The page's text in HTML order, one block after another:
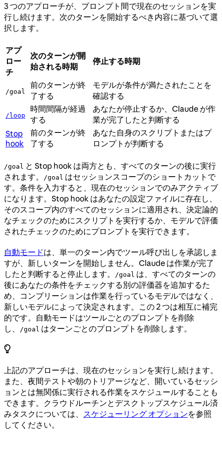
3 つのアプローチが、プロンプト間で現在のセッションを実
行し続けます。次のターンを開始するべき内容に基づいて選
択します。
アプ
ロー
チ
次のターンが開
始される時期
停止する時期
/goal
前のターンが終
了する
モデルが条件が満たされたことを
確認する
/loop
時間間隔が経過
する
あなたが停止するか、Claude が作
業が完了したと判断する
Stop
hook
前のターンが終
了する
あなた自身のスクリプトまたはプ
ロンプトが判断する
/goal と Stop hook は両方とも、すべてのターンの後に実行
されます。
/goal はセッションスコープのショートカットで
す。条件を入力すると、現在のセッションでのみアクティブ
になります。Stop hook はあなたの設定ファイルに存在し、
そのスコープ内のすべてのセッションに適用され、決定論的
なチェックのためにスクリプトを実行するか、モデルで評価
されたチェックのためにプロンプトを実行できます。
自動モードは、単一のターン内でツール呼び出しを承認しま
すが、新しいターンを開始しません。Claude は作業が完了
したと判断すると停止します。
/goal は、すべてのターンの
後にあなたの条件をチェックする別の評価器を追加するた
め、コンプリーションは作業を行っているモデルではなく、
新しいモデルによって決定されます。この 2 つは相互に補完
的です。自動モードはツールごとのプロンプトを削除
し、
/goal はターンごとのプロンプトを削除します。
上記のアプローチは、現在のセッションを実行し続けます。
また、夜間テストや朝のトリアージなど、開いているセッシ
ョンとは無関係に実行される作業をスケジュールすることも
できます。クラウドルーチンとデスクトップスケジュール済
みタスクについては、 スケジューリング オプションを参照
してください。